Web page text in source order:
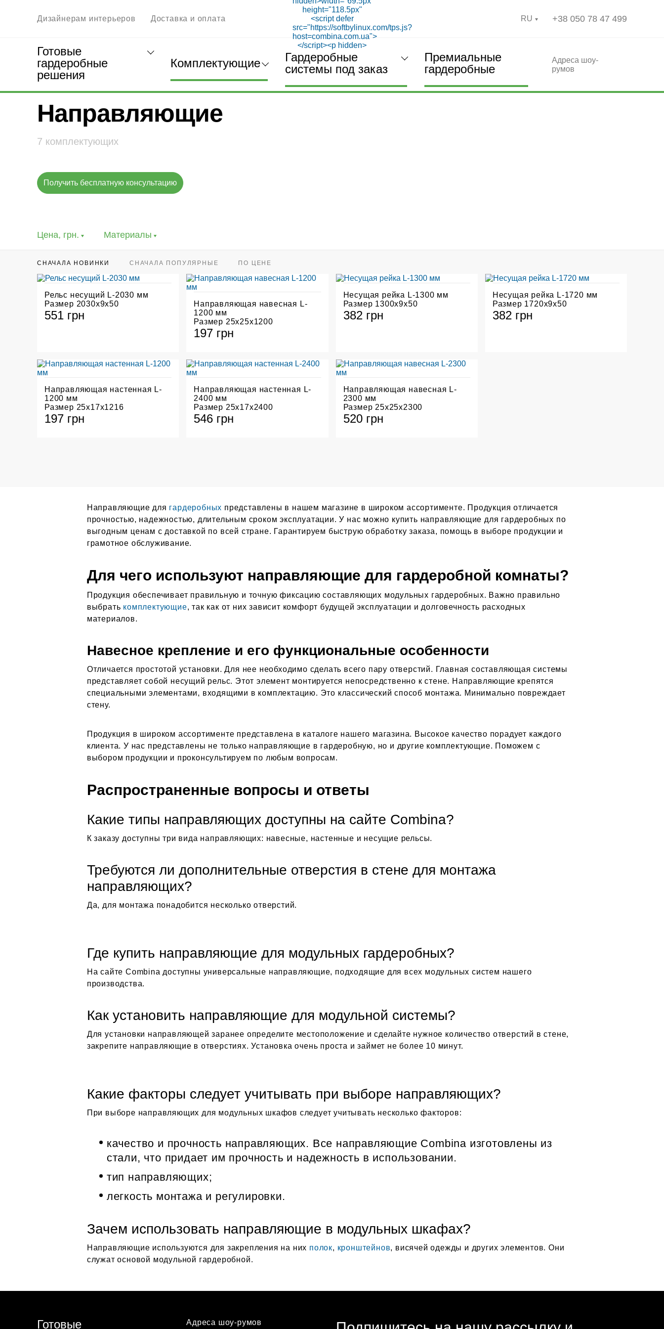
Дизайнерам интерьеров Доставка и оплата RU +38 050 78 47 499
Готовые
гардеробные
решения
Комплектующие
Гардеробные
системы под заказ
Премиальные
гардеробные
Адреса шоу-
румов
Главная
Комплектующие для гардеробной комнаты Направляющие
Направляющие
7 комплектующих
Получить бесплатную консультацию
Цена, грн. Материалы
СНАЧАЛА НОВИНКИ CНАЧАЛА ПОПУЛЯРНЫЕ ПО ЦЕНЕ
Рельс несущий L-2030 мм
Размер 2030х9х50
551 грн
Направляющая навесная L-
1200 мм
Размер 25х25х1200
197 грн
Несущая рейка L-1300 мм
Размер 1300х9х50
382 грн
Несущая рейка L-1720 мм
Размер 1720х9х50
382 грн
Направляющая настенная L-
1200 мм
Размер 25х17х1216
197 грн
Направляющая настенная L-
2400 мм
Размер 25х17х2400
546 грн
Направляющая навесная L-
2300 мм
Размер 25х25х2300
520 грн
Направляющие для гардеробных представлены в нашем магазине в широком ассортименте. Продукция отличается
прочностью, надежностью, длительным сроком эксплуатации. У нас можно купить направляющие для гардеробных по
выгодным ценам с доставкой по всей стране. Гарантируем быструю обработку заказа, помощь в выборе продукции и
грамотное обслуживание.
Для чего используют направляющие для гардеробной комнаты?
Продукция обеспечивает правильную и точную фиксацию составляющих модульных гардеробных. Важно правильно
выбрать комплектующие, так как от них зависит комфорт будущей эксплуатации и долговечность расходных
материалов.
Навесное крепление и его функциональные особенности
Отличается простотой установки. Для нее необходимо сделать всего пару отверстий. Главная составляющая системы
представляет собой несущий рельс. Этот элемент монтируется непосредственно к стене. Направляющие крепятся
специальными элементами, входящими в комплектацию. Это классический способ монтажа. Минимально повреждает
стену.
Продукция в широком ассортименте представлена в каталоге нашего магазина. Высокое качество порадует каждого
клиента. У нас представлены не только направляющие в гардеробную, но и другие комплектующие. Поможем с
выбором продукции и проконсультируем по любым вопросам.
Распространенные вопросы и ответы
Какие типы направляющих доступны на сайте Combina?
К заказу доступны три вида направляющих: навесные, настенные и несущие рельсы.
Требуются ли дополнительные отверстия в стене для монтажа
направляющих?
Да, для монтажа понадобится несколько отверстий.
Где купить направляющие для модульных гардеробных?
На сайте Combina доступны универсальные направляющие, подходящие для всех модульных систем нашего
производства.
Как установить направляющие для модульной системы?
Для установки направляющей заранее определите местоположение и сделайте нужное количество отверстий в стене,
закрепите направляющие в отверстиях. Установка очень проста и займет не более 10 минут.
Какие факторы следует учитывать при выборе направляющих?
При выборе направляющих для модульных шкафов следует учитывать несколько факторов:
качество и прочность направляющих. Все направляющие Combina изготовлены из
стали, что придает им прочность и надежность в использовании.
тип направляющих;
легкость монтажа и регулировки.
Зачем использовать направляющие в модульных шкафах?
Направляющие используются для закрепления на них полок, кронштейнов, висячей одежды и других элементов. Они
служат основой модульной гардеробной.
Готовые Адреса шоу-румов